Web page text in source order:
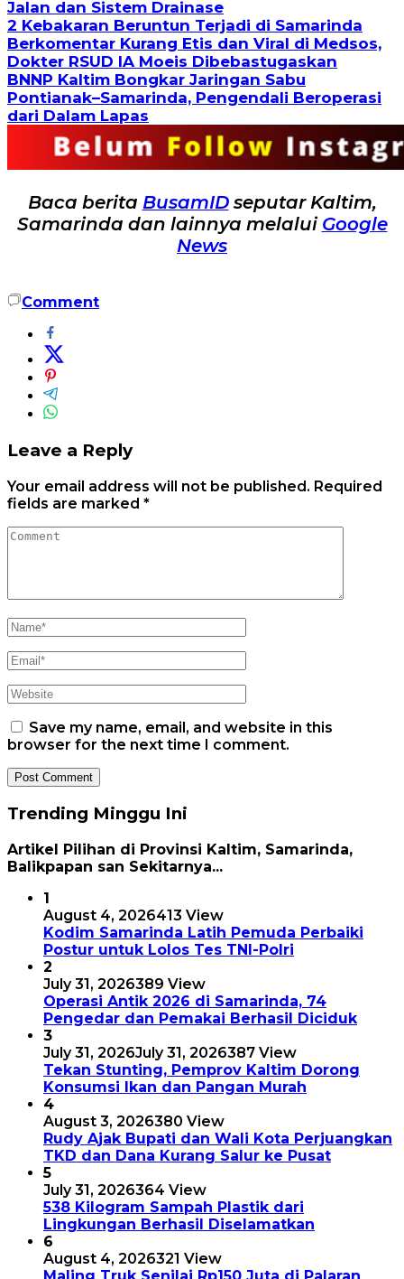
Jalan dan Sistem Drainase
2 Kebakaran Beruntun Terjadi di Samarinda
Berkomentar Kurang Etis dan Viral di Medsos,
Dokter RSUD IA Moeis Dibebastugaskan
BNNP Kaltim Bongkar Jaringan Sabu
Pontianak–Samarinda, Pengendali Beroperasi
dari Dalam Lapas
Baca berita BusamIDseputar Kaltim,
Samarinda dan lainnya melalui Google
News
Comment
Leave a Reply
Your email address will not be published. Required
fields are marked *
Save my name, email, and website in this
browser for the next time I comment.
Trending Minggu Ini
Artikel Pilihan di Provinsi Kaltim, Samarinda,
Balikpapan san Sekitarnya...
1
August 4, 2026413 View
Kodim Samarinda Latih Pemuda Perbaiki
Postur untuk Lolos Tes TNI-Polri
2
July 31, 2026389 View
Operasi Antik 2026 di Samarinda, 74
Pengedar dan Pemakai Berhasil Diciduk
3
July 31, 2026July 31, 2026387 View
Tekan Stunting, Pemprov Kaltim Dorong
Konsumsi Ikan dan Pangan Murah
4
August 3, 2026380 View
Rudy Ajak Bupati dan Wali Kota Perjuangkan
TKD dan Dana Kurang Salur ke Pusat
5
July 31, 2026364 View
538 Kilogram Sampah Plastik dari
Lingkungan Berhasil Diselamatkan
6
August 4, 2026321 View